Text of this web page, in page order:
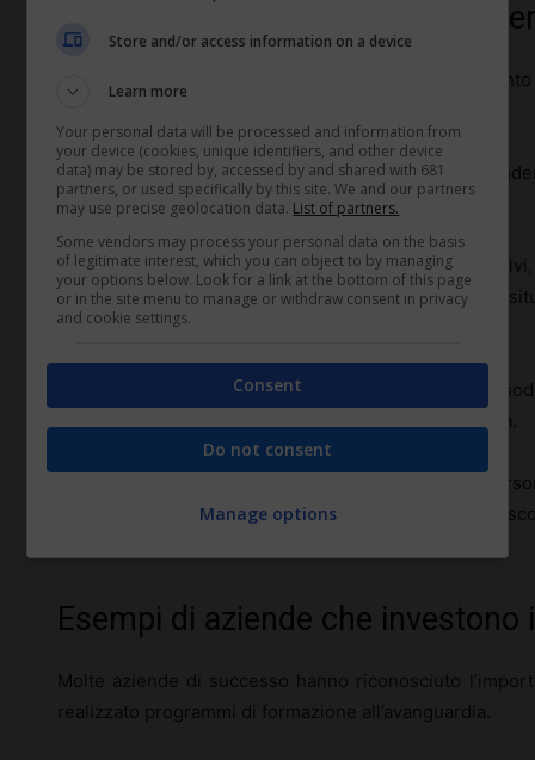
Aumentare la produttività
e un
Quando i dipendenti sono aggiornati sulle ultime
efficienti nel loro lavoro quotidiano.
La possibilità di accedere a percorsi formativi
soft skills, consente al personale di gestire meglio le
più informate e strategiche.
Inoltre, la formazione spesso porta a una maggiore
sentono più competenti e sicuri delle proprie capacità.
Un ambiente di lavoro che incoraggia la crescita
e la creatività, fattori che
Esempi di aziende che
Molte aziende di successo hanno riconosciuto
realizzato programmi di formazione all’avanguardia.
Store and/or access information on a device
Learn more
Your personal data will be processed and information from
your device (cookies, unique identifiers, and other device
data) may be stored by, accessed by and shared with 681
partners, or used specifically by this site. We and our partners
may use precise geolocation data. List of partners.
Some vendors may process your personal data on the basis
of legitimate interest, which you can object to by managing
your options below. Look for a link at the bottom of this page
or in the site menu to manage or withdraw consent in privacy
and cookie settings.
Consent
Do not consent
Manage options